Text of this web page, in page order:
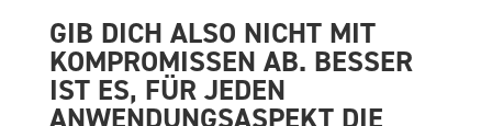
GIB DICH ALSO NICHT MIT
KOMPROMISSEN AB. BESSER
IST ES, FÜR JEDEN
ANWENDUNGSASPEKT DIE